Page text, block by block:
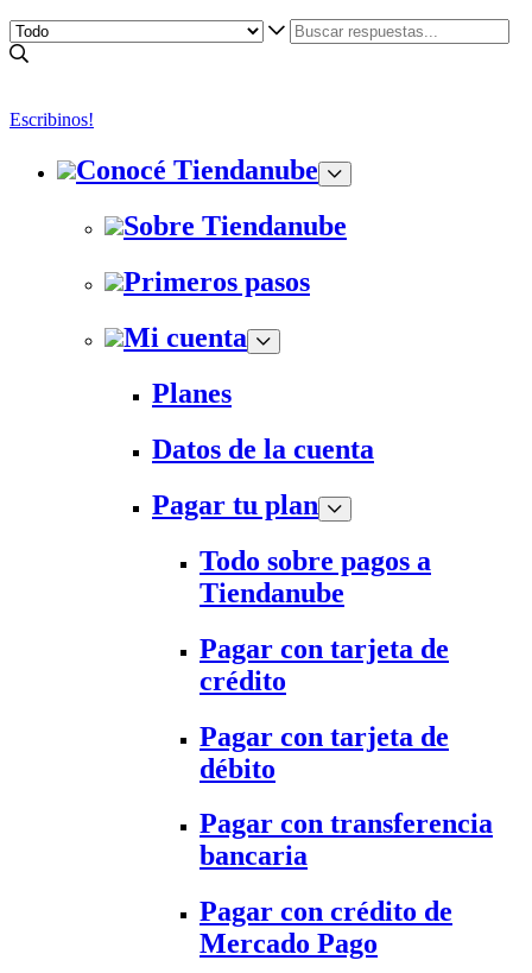
Escribinos!
Conocé Tiendanube
Sobre Tiendanube
Primeros pasos
Mi cuenta
Planes
Datos de la cuenta
Pagar tu plan
Todo sobre pagos a
Tiendanube
Pagar con tarjeta de
crédito
Pagar con tarjeta de
débito
Pagar con transferencia
bancaria
Pagar con crédito de
Mercado Pago